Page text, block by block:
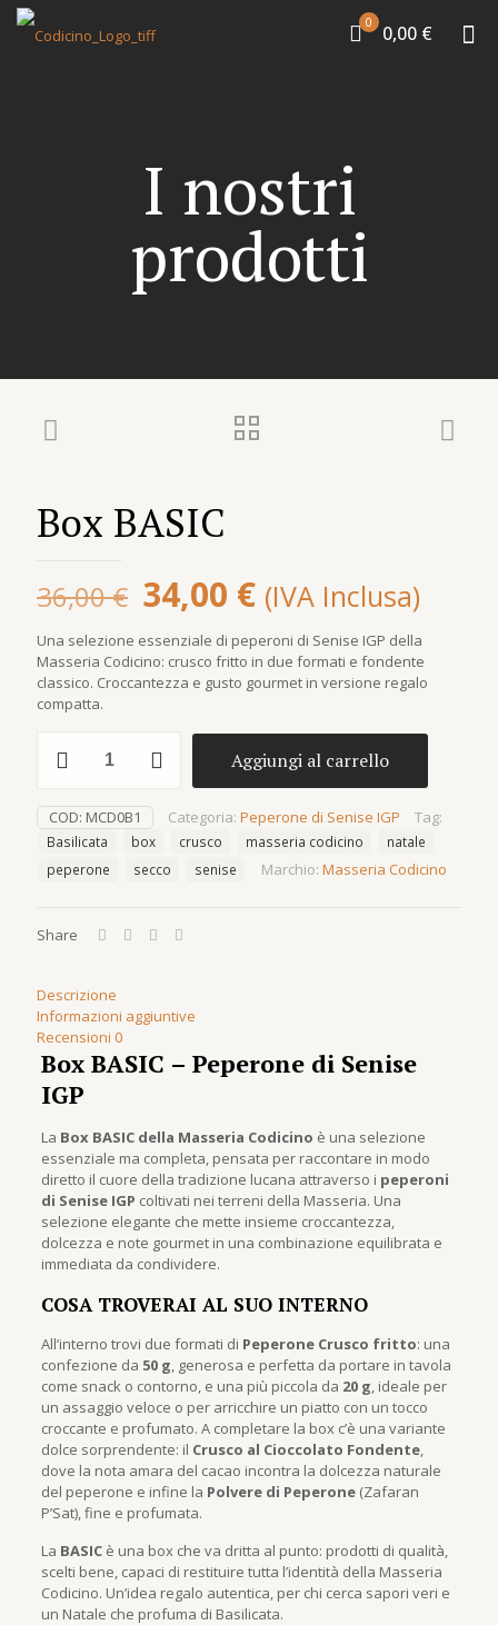
0 0,00 €
I nostri
prodotti
Box BASIC
36,00€ Il
prezzo
originale
era:
36,00 €.
34,00 €Il
prezzo
attuale
è:
34,00 €.
(IVA Inclusa)
Una selezione essenziale di peperoni di Senise IGP della
Masseria Codicino: crusco fritto in due formati e fondente
classico. Croccantezza e gusto gourmet in versione regalo
compatta.
Aggiungi al carrello
COD: MCD0B1 Categoria: Peperone di Senise IGP Tag:
Basilicata box crusco masseria codicino
natale
peperone
secco senise Marchio: Masseria Codicino
Share
Descrizione
Informazioni aggiuntive
Recensioni 0
Box BASIC – Peperone di Senise
IGP
La Box BASIC della Masseria Codicino è una selezione
essenziale ma completa, pensata per raccontare in modo
diretto il cuore della tradizione lucana attraverso i peperoni
di Senise IGP coltivati nei terreni della Masseria. Una
selezione elegante che mette insieme croccantezza,
dolcezza e note gourmet in una combinazione equilibrata e
immediata da condividere.
COSA TROVERAI AL SUO INTERNO
All’interno trovi due formati di Peperone Crusco fritto: una
confezione da 50 g, generosa e perfetta da portare in tavola
come snack o contorno, e una più piccola da 20 g, ideale per
un assaggio veloce o per arricchire un piatto con un tocco
croccante e profumato. A completare la box c’è una variante
dolce sorprendente: il Crusco al Cioccolato Fondente,
dove la nota amara del cacao incontra la dolcezza naturale
del peperone e infine la Polvere di Peperone(Zafaran
P’Sat), fine e profumata.
La BASICè una box che va dritta al punto: prodotti di qualità,
scelti bene, capaci di restituire tutta l’identità della Masseria
Codicino. Un’idea regalo autentica, per chi cerca sapori veri e
un Natale che profuma di Basilicata.